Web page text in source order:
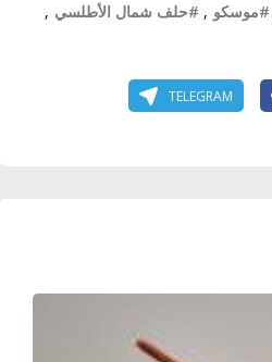
#موسكو , #حلف شمال الأطلسي ,
TELEGRAM